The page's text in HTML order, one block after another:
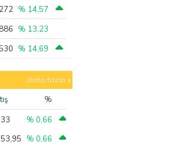
% 14,57
% 13,23
% 14,69
daha fazla
%
% 0,66
% 0,66